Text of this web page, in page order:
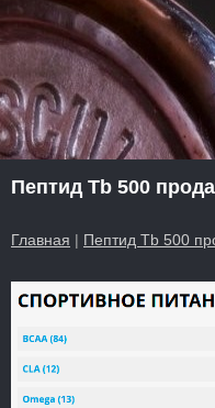
Пептид Tb 500
Главная | Пептид Tb 500